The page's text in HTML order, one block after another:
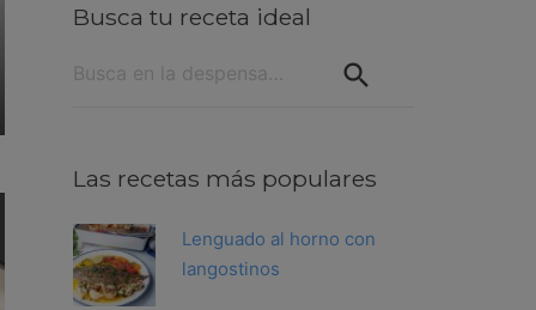
Busca tu receta ideal
Las recetas más populares
Lenguado al horno con
langostinos